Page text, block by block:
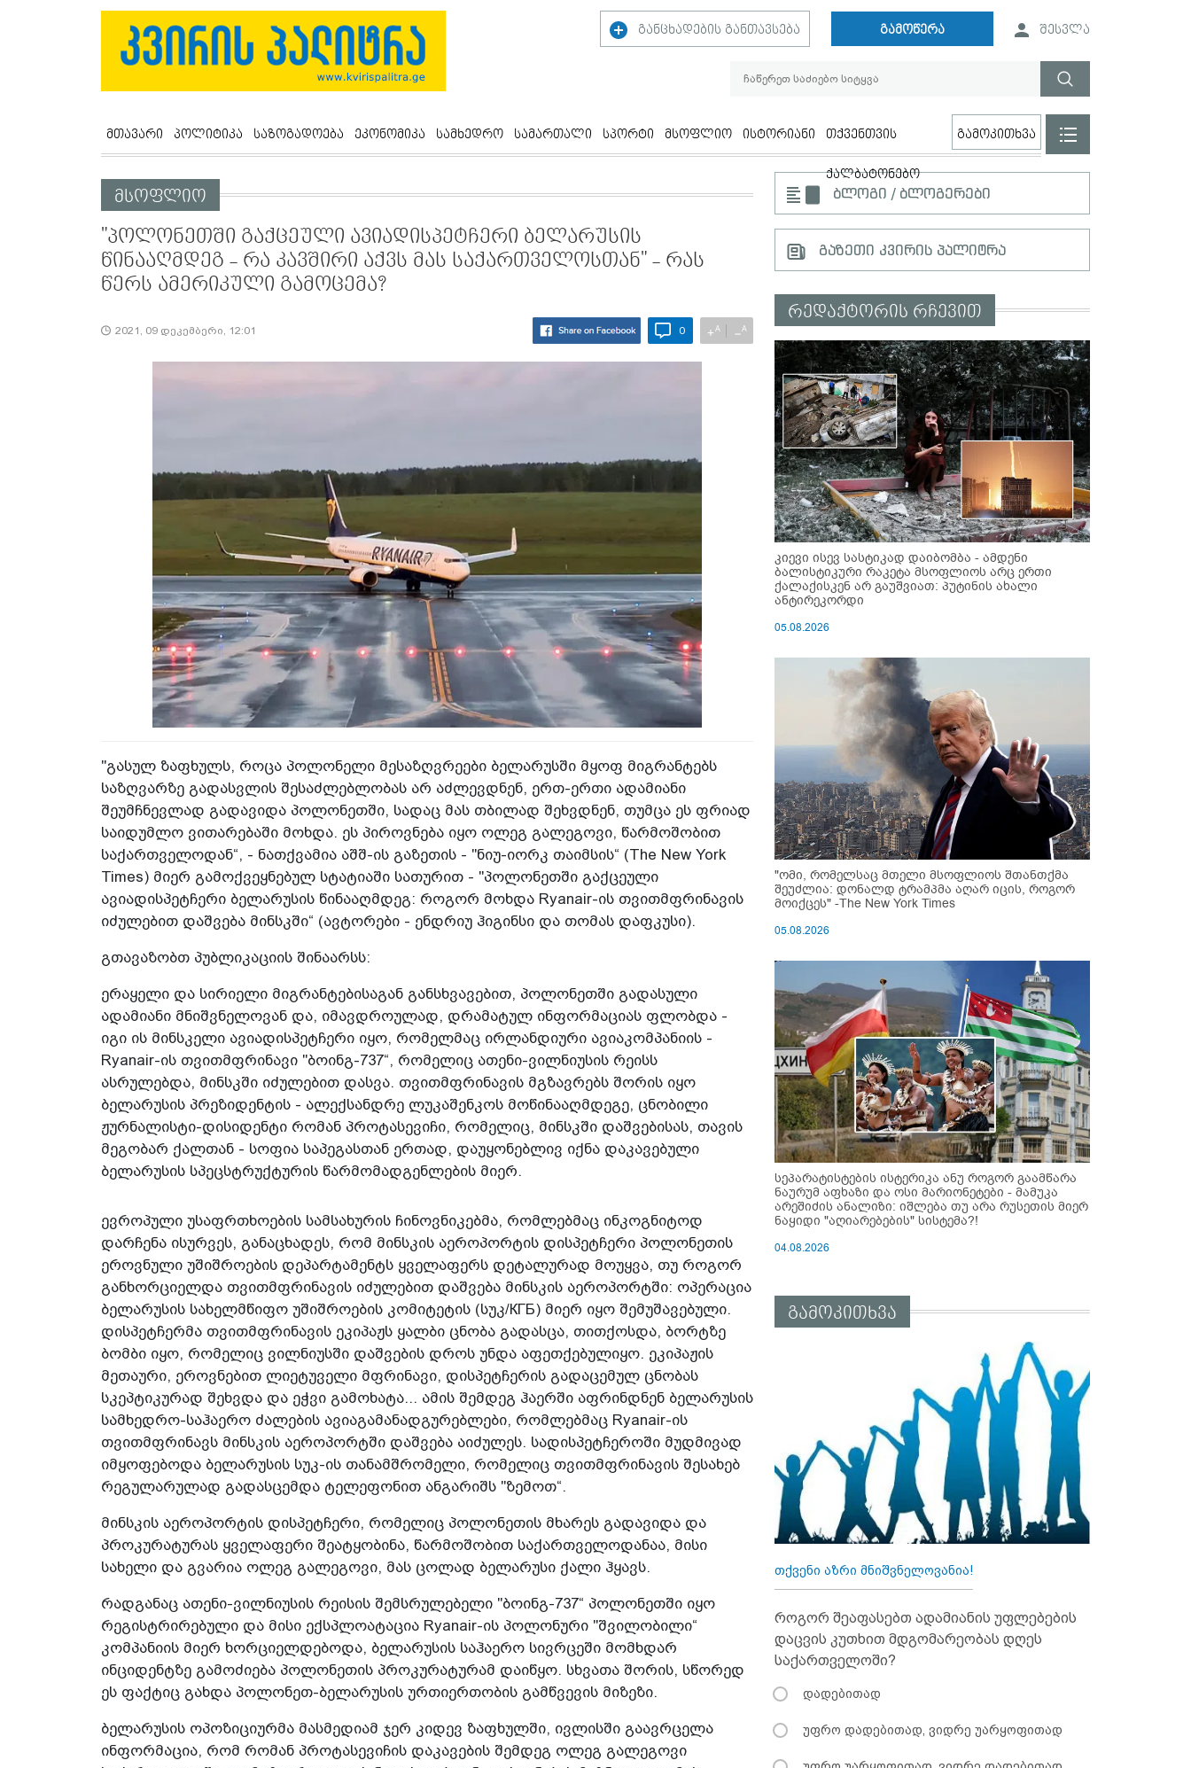
განცხადების განთავსება გამოწერა შესვლა
მთავარი პოლიტიკა საზოგადოება ეკონომიკა სამხედრო სამართალი სპორტი მსოფლიო ისტორიანი თქვენთვის
ქალბატონებო
გამოკითხვა
მსოფლიო
"პოლონეთში გაქცეული ავიადისპეტჩერი ბელარუსის
წინააღმდეგ - რა კავშირი აქვს მას საქართველოსთან" - რას
წერს ამერიკული გამოცემა?
2021, 09 დეკემბერი, 12:01 0 +A −A
"გასულ ზაფხულს, როცა პოლონელი მესაზღვრეები ბელარუსში მყოფ მიგრანტებს
საზღვარზე გადასვლის შესაძლებლობას არ აძლევდნენ, ერთ-ერთი ადამიანი
შეუმჩნევლად გადავიდა პოლონეთში, სადაც მას თბილად შეხვდნენ, თუმცა ეს ფრიად
საიდუმლო ვითარებაში მოხდა. ეს პიროვნება იყო ოლეგ გალეგოვი, წარმოშობით
საქართველოდან“, - ნათქვამია აშშ-ის გაზეთის - "ნიუ-იორკ თაიმსის“ (The New York
Times) მიერ გამოქვეყნებულ სტატიაში სათურით - "პოლონეთში გაქცეული
ავიადისპეტჩერი ბელარუსის წინააღმდეგ: როგორ მოხდა Ryanair-ის თვითმფრინავის
იძულებით დაშვება მინსკში“ (ავტორები - ენდრიუ ჰიგინსი და თომას დაფკუსი).
გთავაზობთ პუბლიკაციის შინაარსს:
ერაყელი და სირიელი მიგრანტებისაგან განსხვავებით, პოლონეთში გადასული
ადამიანი მნიშვნელოვან და, იმავდროულად, დრამატულ ინფორმაციას ფლობდა -
იგი ის მინსკელი ავიადისპეტჩერი იყო, რომელმაც ირლანდიური ავიაკომპანიის -
Ryanair-ის თვითმფრინავი "ბოინგ-737“, რომელიც ათენი-ვილნიუსის რეისს
ასრულებდა, მინსკში იძულებით დასვა. თვითმფრინავის მგზავრებს შორის იყო
ბელარუსის პრეზიდენტის - ალექსანდრე ლუკაშენკოს მოწინააღმდეგე, ცნობილი
ჟურნალისტი-დისიდენტი რომან პროტასევიჩი, რომელიც, მინსკში დაშვებისას, თავის
მეგობარ ქალთან - სოფია საპეგასთან ერთად, დაუყონებლივ იქნა დაკავებული
ბელარუსის სპეცსტრუქტურის წარმომადგენლების მიერ.
ევროპული უსაფრთხოების სამსახურის ჩინოვნიკებმა, რომლებმაც ინკოგნიტოდ
დარჩენა ისურვეს, განაცხადეს, რომ მინსკის აეროპორტის დისპეტჩერი პოლონეთის
ეროვნული უშიშროების დეპარტამენტს ყველაფერს დეტალურად მოუყვა, თუ როგორ
განხორციელდა თვითმფრინავის იძულებით დაშვება მინსკის აეროპორტში: ოპერაცია
ბელარუსის სახელმწიფო უშიშროების კომიტეტის (სუკ/КГБ) მიერ იყო შემუშავებული.
დისპეტჩერმა თვითმფრინავის ეკიპაჟს ყალბი ცნობა გადასცა, თითქოსდა, ბორტზე
ბომბი იყო, რომელიც ვილნიუსში დაშვების დროს უნდა აფეთქებულიყო. ეკიპაჟის
მეთაური, ეროვნებით ლიეტუველი მფრინავი, დისპეტჩერის გადაცემულ ცნობას
სკეპტიკურად შეხვდა და ეჭვი გამოხატა... ამის შემდეგ ჰაერში აფრინდნენ ბელარუსის
სამხედრო-საჰაერო ძალების ავიაგამანადგურებლები, რომლებმაც Ryanair-ის
თვითმფრინავს მინსკის აეროპორტში დაშვება აიძულეს. სადისპეტჩეროში მუდმივად
იმყოფებოდა ბელარუსის სუკ-ის თანამშრომელი, რომელიც თვითმფრინავის შესახებ
რეგულარულად გადასცემდა ტელეფონით ანგარიშს "ზემოთ“.
მინსკის აეროპორტის დისპეტჩერი, რომელიც პოლონეთის მხარეს გადავიდა და
პროკურატურას ყველაფერი შეატყობინა, წარმოშობით საქართველოდანაა, მისი
სახელი და გვარია ოლეგ გალეგოვი, მას ცოლად ბელარუსი ქალი ჰყავს.
რადგანაც ათენი-ვილნიუსის რეისის შემსრულებელი "ბოინგ-737“ პოლონეთში იყო
რეგისტრირებული და მისი ექსპლოატაცია Ryanair-ის პოლონური "შვილობილი“
კომპანიის მიერ ხორციელდებოდა, ბელარუსის საჰაერო სივრცეში მომხდარ
ინციდენტზე გამოძიება პოლონეთის პროკურატურამ დაიწყო. სხვათა შორის, სწორედ
ეს ფაქტიც გახდა პოლონეთ-ბელარუსის ურთიერთობის გამწვევის მიზეზი.
ბელარუსის ოპოზიციურმა მასმედიამ ჯერ კიდევ ზაფხულში, ივლისში გაავრცელა
ინფორმაცია, რომ რომან პროტასევიჩის დაკავების შემდეგ ოლეგ გალეგოვი
ბლოგი / ბლოგერები
გაზეთი კვირის პალიტრა
რედაქტორის რჩევით
კიევი ისევ სასტიკად დაიბომბა - ამდენი
ბალისტიკური რაკეტა მსოფლიოს არც ერთი
ქალაქისკენ არ გაუშვიათ: პუტინის ახალი
ანტირეკორდი
05.08.2026
"ომი, რომელსაც მთელი მსოფლიოს შთანთქმა
შეუძლია: დონალდ ტრამპმა აღარ იცის, როგორ
მოიქცეს" -The New York Times
05.08.2026
სეპარატისტების ისტერიკა ანუ როგორ გაამწარა
ნაურუმ აფხაზი და ოსი მარიონეტები - მამუკა
არეშიძის ანალიზი: იშლება თუ არა რუსეთის მიერ
ნაყიდი "აღიარებების" სისტემა?!
04.08.2026
გამოკითხვა
თქვენი აზრი მნიშვნელოვანია!
როგორ შეაფასებთ ადამიანის უფლებების
დაცვის კუთხით მდგომარეობას დღეს
საქართველოში?
დადებითად
უფრო დადებითად, ვიდრე უარყოფითად